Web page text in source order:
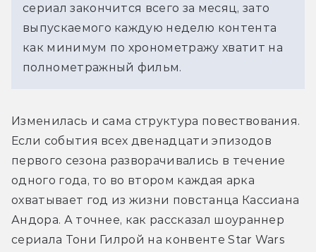
сериал закончится всего за месяц, зато
выпускаемого каждую неделю контента
как минимум по хронометражу хватит на
полнометражный фильм.
Изменилась и сама структура повествования.
Если события всех двенадцати эпизодов
первого сезона разворачивались в течение
одного года, то во втором каждая арка
охватывает год из жизни повстанца Кассиана
Андора. А точнее, как рассказал шоураннер
сериала Тони Гилрой на конвенте Star Wars